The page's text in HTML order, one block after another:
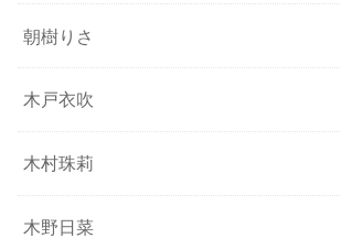
朝樹りさ
木戸衣吹
木村珠莉
木野日菜